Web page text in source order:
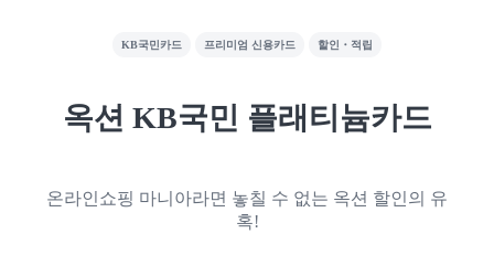
KB국민카드 프리미엄 신용카드 할인・적립
옥션 KB국민 플래티늄카드
온라인쇼핑 마니아라면 놓칠 수 없는 옥션 할인의 유
혹!